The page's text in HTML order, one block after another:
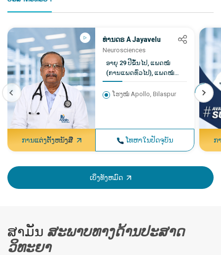
ວິທີການຫຼາຍວິໄນໃນການດູແລຄົນເຈັບ
ນະວັດຕະກໍາເຕັກໂນໂລຊີຫລ້າສຸດ
ການກວດສອບຄຸນນະພາບປົກກະຕິແລະການ
ຕິດຕາມຜົນໄດ້ຮັບທາງດ້ານຄລີນິກ
ທ່ານດຣ A Jayavelu
Neurosciences
ອາຍຸ 29 ປີຂຶ້ນໄປ, ແພດໝໍ
(ການແພດທົ່ວໄປ), ແພດໝໍ
(ພະຍາດປະສາດ)
ໂຮງໝໍ Apollo, Bilaspur
ການແຕ່ງຕັ້ງຫນັງສື ໂທຫາໃນປັດຈຸບັນ ກ
ເບິ່ງທັງຫມົດ
ສາມັນ ສະພາບທາງດ້ານປະສາດ
ວິທະຍາ